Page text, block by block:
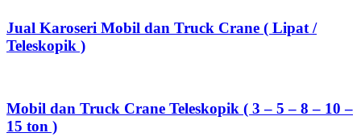
Jual Karoseri Mobil dan Truck Crane ( Lipat /
Teleskopik )
Mobil dan Truck Crane Teleskopik ( 3 – 5 – 8 – 10 –
15 ton )